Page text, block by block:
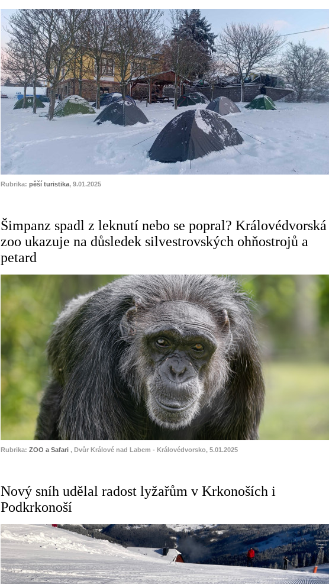
Rubrika: pěší turistika, 9.01.2025
Šimpanz spadl z leknutí nebo se popral? Královédvorská
zoo ukazuje na důsledek silvestrovských ohňostrojů a
petard
Rubrika: ZOO a Safari , Dvůr Králové nad Labem - Královédvorsko, 5.01.2025
Nový sníh udělal radost lyžařům v Krkonoších i
Podkrkonoší